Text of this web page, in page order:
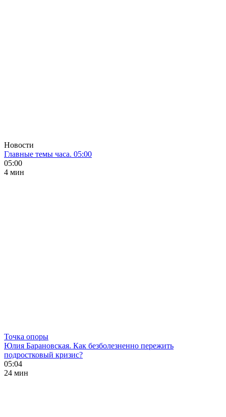
Новости
Главные темы часа. 05:00
05:00
4 мин
Точка опоры
Юлия Барановская. Как безболезненно пережить
подростковый кризис?
05:04
24 мин